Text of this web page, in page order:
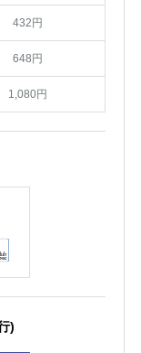
432円
648円
1,080円
)